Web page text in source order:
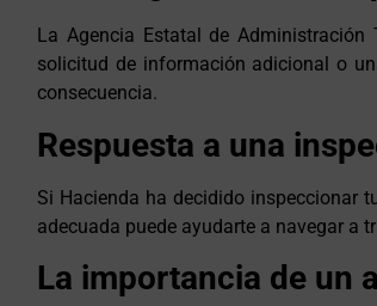
La Agencia Estatal de Administración
solicitud de información adicional o
consecuencia.
Respuesta a una
Si Hacienda ha decidido inspeccionar
adecuada puede ayudarte a navegar a
La importancia de un